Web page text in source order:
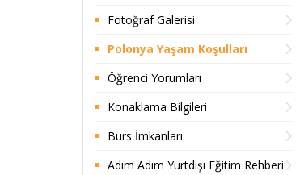
Fotoğraf Galerisi
Polonya Yaşam Koşulları
Öğrenci Yorumları
Konaklama Bilgileri
Burs İmkanları
Adım Adım Yurtdışı Eğitim Rehberi